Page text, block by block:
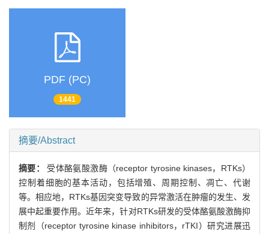
PDF (PC)
1441
摘要/Abstract
摘要： 受体酪氨酸激酶（receptor tyrosine kinases，RTKs）
控制着细胞的基本活动，包括增殖、周期控制、凋亡、代谢
等。相应地，RTKs基因突变导致的异常激活在肿瘤的发生、发
展中起重要作用。近年来，针对RTKs研发的受体酪氨酸激酶抑
制剂（receptor tyrosine kinase inhibitors，rTKI）研究进展迅